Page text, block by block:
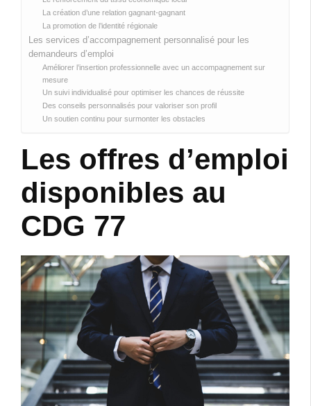
La création d’une relation gagnant-gagnant
La promotion de l’identité régionale
Les services d’accompagnement personnalisé pour les
demandeurs d’emploi
Améliorer l’insertion professionnelle avec un accompagnement sur
mesure
Un suivi individualisé pour optimiser les chances de réussite
Des conseils personnalisés pour valoriser son profil
Un soutien continu pour surmonter les obstacles
Les offres d’emploi
disponibles au
CDG 77